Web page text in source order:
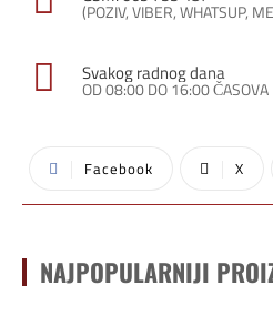
(POZIV, VIBER, WHATSUP,
Svakog radnog dana
OD 08:00 DO 16:00 ČASOVA
Facebook X
NAJPOPULARNIJI